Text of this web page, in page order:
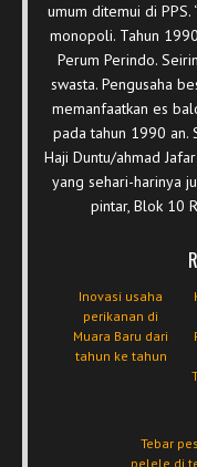
umum ditemui di PPS.
monopoli. Tahun
Perum Perindo.
swasta. Pengusaha
memanfaatkan es
pada tahun 1990 an.
Haji Duntu/ahmad
yang sehari-harinya
pintar, Blok 10
Inovasi usaha
perikanan di
Muara Baru dari
tahun ke tahun
Tebar
pelele di